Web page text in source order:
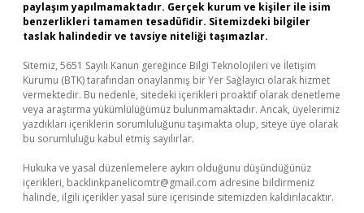
paylaşım yapılmamaktadır. Gerçek kurum ve kişiler ile isim
benzerlikleri tamamen tesadüfidir. Sitemizdeki bilgiler
taslak halindedir ve tavsiye niteliği taşımazlar.
Sitemiz, 5651 Sayılı Kanun gereğince Bilgi Teknolojileri ve İletişim
Kurumu (BTK) tarafından onaylanmış bir Yer Sağlayıcı olarak hizmet
vermektedir. Bu nedenle, sitedeki içerikleri proaktif olarak denetleme
veya araştırma yükümlülüğümüz bulunmamaktadır. Ancak, üyelerimiz
yazdıkları içeriklerin sorumluluğunu taşımakta olup, siteye üye olarak
bu sorumluluğu kabul etmiş sayılırlar.
Hukuka ve yasal düzenlemelere aykırı olduğunu düşündüğünüz
içerikleri, backlinkpanelicomtr@gmail.com adresine bildirmeniz
halinde, ilgili içerikler yasal süre içerisinde sitemizden kaldırılacaktır.